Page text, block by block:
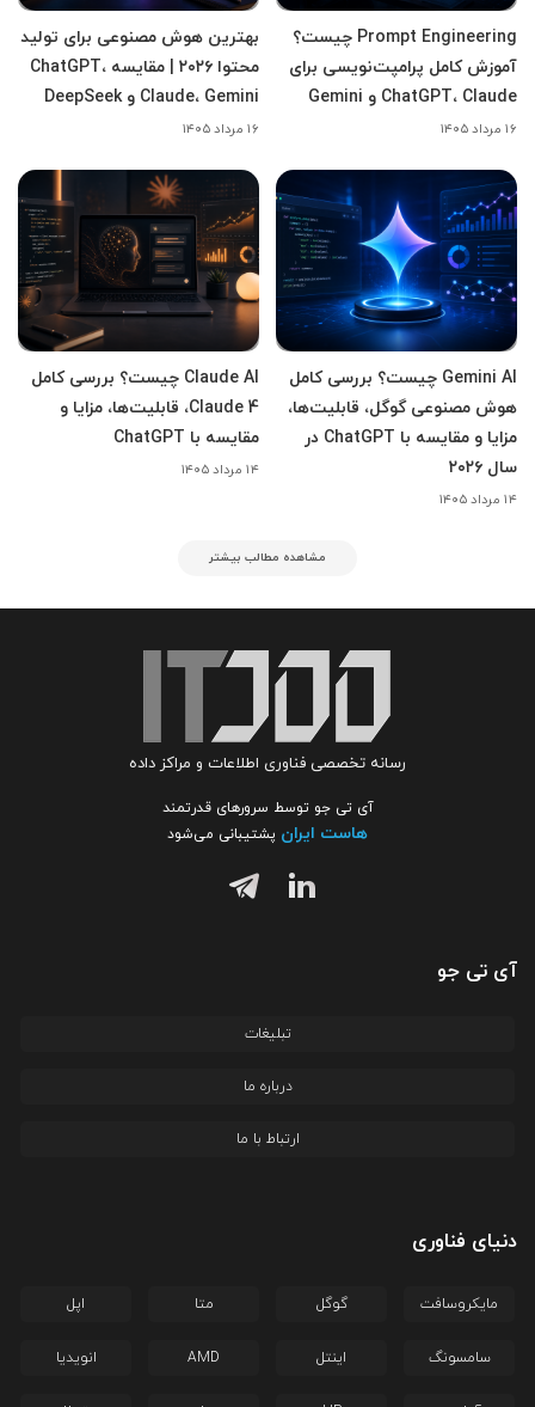
Prompt Engineering چیست؟
آموزش کامل پرامپت‌نویسی برای
ChatGPT، Claude و Gemini
۱۶ مرداد ۱۴۰۵
بهترین هوش مصنوعی برای تولید
محتوا ۲۰۲۶ | مقایسه ChatGPT،
Claude، Gemini و DeepSeek
۱۶ مرداد ۱۴۰۵
Gemini AI چیست؟ بررسی کامل
هوش مصنوعی گوگل، قابلیت‌ها،
مزایا و مقایسه با ChatGPT در
سال ۲۰۲۶
۱۴ مرداد ۱۴۰۵
Claude AI چیست؟ بررسی کامل
Claude 4، قابلیت‌ها، مزایا و
مقایسه با ChatGPT
۱۴ مرداد ۱۴۰۵
مشاهده مطالب بیشتر
رسانه تخصصی فناوری اطلاعات و مراکز داده
آی تی جو توسط سرورهای قدرتمند
هاست ایران پشتیبانی می‌شود
آی تی جو
تبلیغات
درباره ما
ارتباط با ما
دنیای فناوری
مایکروسافت گوگل متا اپل
سامسونگ اینتل AMD انویدیا